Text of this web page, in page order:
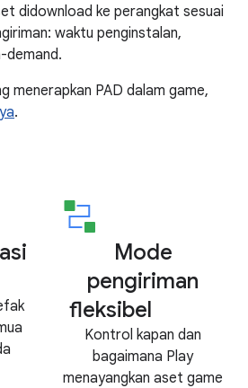
didownload ke perangkat sesuai
waktu penginstalan,
demand.
menerapkan PAD dalam game,
.
Mode
pengiriman
fleksibel
Kontrol kapan dan
bagaimana Play
menayangkan aset game